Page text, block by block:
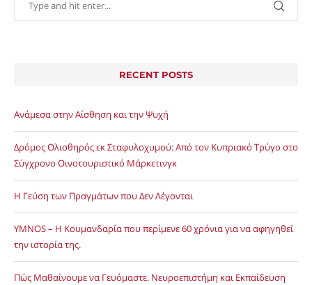
RECENT POSTS
Ανάμεσα στην Αίσθηση και την Ψυχή
Δρόμος Ολισθηρός εκ Σταφυλοχυμού: Από τον Κυπριακό Τρύγο στο
Σύγχρονο Οινοτουριστικό Μάρκετινγκ
Η Γεύση των Πραγμάτων που Δεν Λέγονται
YMNOS – Η Κουμανδαρία που περίμενε 60 χρόνια για να αφηγηθεί
την ιστορία της.
Πώς Μαθαίνουμε να Γευόμαστε. Νευροεπιστήμη και Εκπαίδευση